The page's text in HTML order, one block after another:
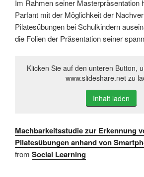
Im Rahmen seiner Masterpräsentation
Parfant mit der Möglichkeit der
Pilatesübungen bei Schulkindern
die Folien der Präsentation seiner
Klicken Sie auf den unteren Button,
www.slideshare.net zu
Inhalt laden
Machbarkeitsstudie zur Erkennung
Pilatesübungen anhand von
from Social Learning